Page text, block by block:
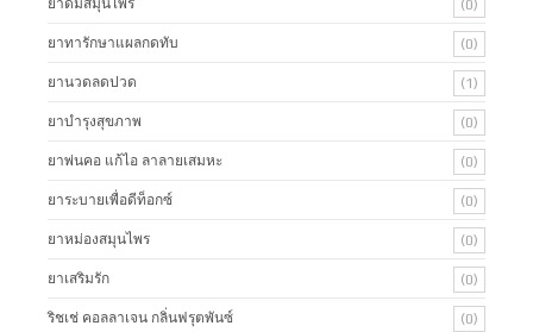
ยาดมสมุนไพร (0)
ยาทารักษาแผลกดทับ (0)
ยานวดลดปวด (1)
ยาบำรุงสุขภาพ (0)
ยาพ่นคอ แก้ไอ ลาลายเสมหะ (0)
ยาระบายเพื่อดีท็อกซ์ (0)
ยาหม่องสมุนไพร (0)
ยาเสริมรัก (0)
ริชเช่ คอลลาเจน กลิ่นฟรุตพันซ์ (0)